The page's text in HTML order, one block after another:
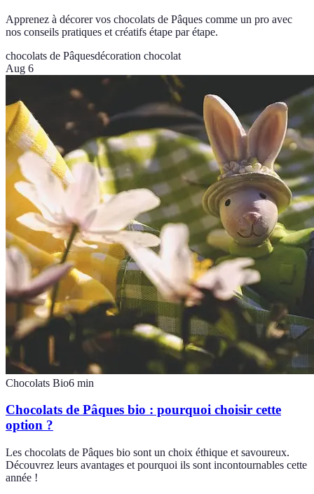
Apprenez à décorer vos chocolats de Pâques comme un pro avec
nos conseils pratiques et créatifs étape par étape.
chocolats de Pâquesdécoration chocolat
Aug 6
Chocolats Bio6 min
Chocolats de Pâques bio : pourquoi choisir cette
option ?
Les chocolats de Pâques bio sont un choix éthique et savoureux.
Découvrez leurs avantages et pourquoi ils sont incontournables cette
année !